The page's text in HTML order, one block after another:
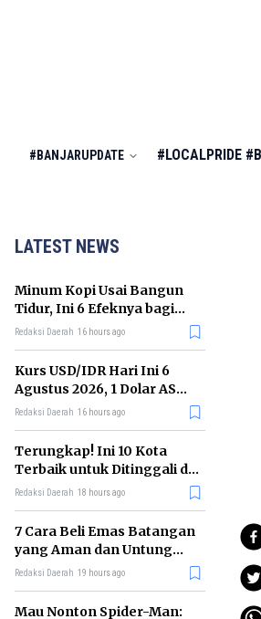
#BANJARUPDATE #LOCALPRIDE
LATEST NEWS
Minum Kopi Usai Bangun
Tidur, Ini 6 Efeknya bagi
Kesehatan Tubuh
Redaksi Daerah 16 hours ago
Kurs USD/IDR Hari Ini 6
Agustus 2026, 1 Dolar AS
Kini Berapa Rupiah?
Redaksi Daerah 16 hours ago
Terungkap! Ini 10 Kota
Terbaik untuk Ditinggali di
Dunia Tahun 2026
Redaksi Daerah 18 hours ago
7 Cara Beli Emas Batangan
yang Aman dan Untung
untuk Pemula
Redaksi Daerah 19 hours ago
Mau Nonton Spider-Man: